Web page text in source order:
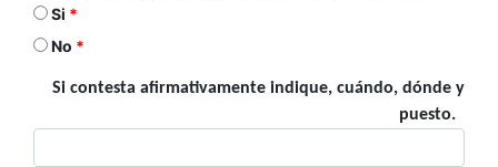
Si
No
Si contesta afirmativamente indique, cuándo, dónde y
puesto.